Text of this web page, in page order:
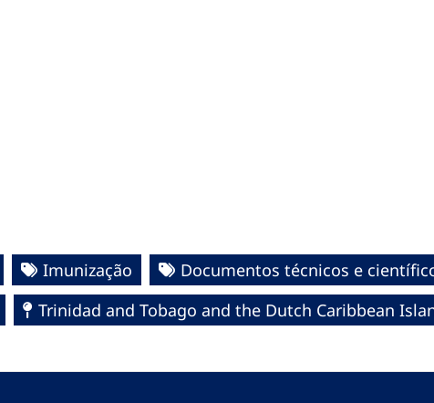
Imunização
Documentos técnicos e
Trinidad and Tobago and the Dutch Caribbean